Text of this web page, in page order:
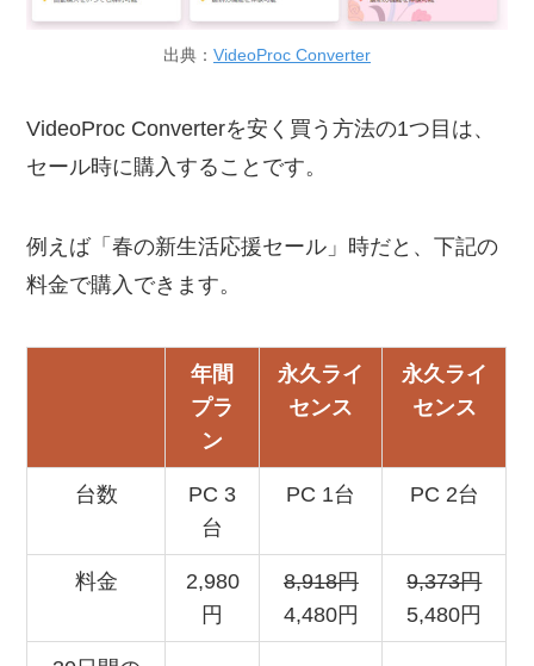
出典： VideoProc Converter
VideoProc Converterを安く買う方法の1つ目は、
セール時に購入することです。
例えば「春の新生活応援セール」時だと、下記の
料金で購入できます。
年間
プラ
ン
永久ライ
センス
永久ライ
センス
台数
PC 3
台
PC 1台 PC 2台
料金
2,980
円
8,918円
4,480円
9,373円
5,480円